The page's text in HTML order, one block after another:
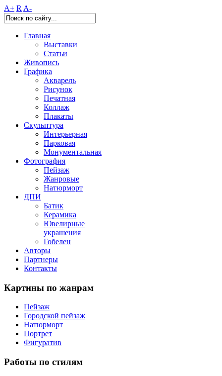
A+ R A-
Главная
Выставки
Статьи
Живопись
Графика
Акварель
Рисунок
Печатная
Коллаж
Плакаты
Скульптура
Интерьерная
Парковая
Монументальная
Фотография
Пейзаж
Жанровые
Натюрморт
ДПИ
Батик
Керамика
Ювелирные
украшения
Гобелен
Авторы
Партнеры
Контакты
Картины по жанрам
Пейзаж
Городской пейзаж
Натюрморт
Портрет
Фигуратив
Работы по стилям